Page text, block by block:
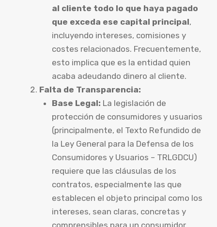
al cliente todo lo que haya pagado
que exceda ese capital principal,
incluyendo intereses, comisiones y
costes relacionados. Frecuentemente,
esto implica que es la entidad quien
acaba adeudando dinero al cliente.
Falta de Transparencia:
Base Legal: La legislación de
protección de consumidores y usuarios
(principalmente, el Texto Refundido de
la Ley General para la Defensa de los
Consumidores y Usuarios – TRLGDCU)
requiere que las cláusulas de los
contratos, especialmente las que
establecen el objeto principal como los
intereses, sean claras, concretas y
comprensibles para un consumidor